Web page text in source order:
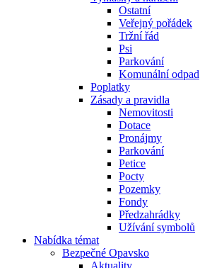
Ostatní
Veřejný pořádek
Tržní řád
Psi
Parkování
Komunální odpad
Poplatky
Zásady a pravidla
Nemovitosti
Dotace
Pronájmy
Parkování
Petice
Pocty
Pozemky
Fondy
Předzahrádky
Užívání symbolů
Nabídka témat
Bezpečné Opavsko